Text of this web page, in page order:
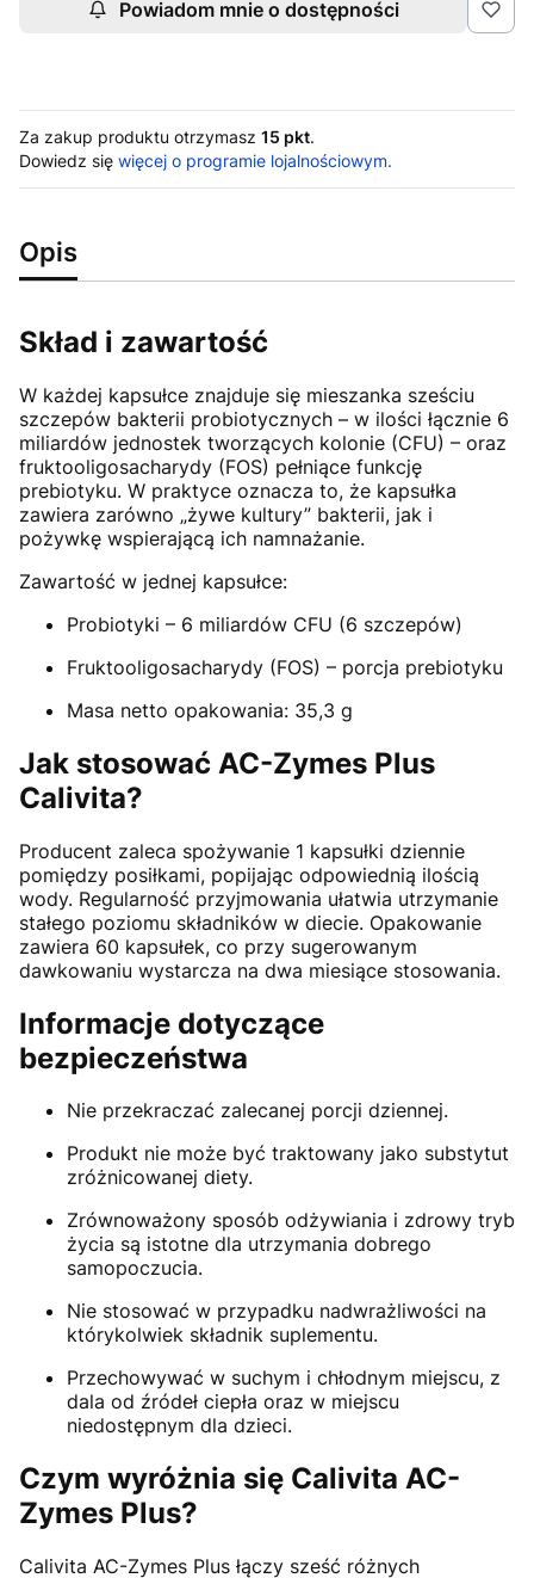
Powiadom mnie o dostępności
Za zakup produktu otrzymasz 15 pkt.
Dowiedz się więcej o programie lojalnościowym.
Opis
Skład i zawartość
W każdej kapsułce znajduje się mieszanka sześciu
szczepów bakterii probiotycznych – w ilości łącznie 6
miliardów jednostek tworzących kolonie (CFU) – oraz
fruktooligosacharydy (FOS) pełniące funkcję
prebiotyku. W praktyce oznacza to, że kapsułka
zawiera zarówno „żywe kultury” bakterii, jak i
pożywkę wspierającą ich namnażanie.
Zawartość w jednej kapsułce:
Probiotyki – 6 miliardów CFU (6 szczepów)
Fruktooligosacharydy (FOS) – porcja prebiotyku
Masa netto opakowania: 35,3 g
Jak stosować AC-Zymes Plus
Calivita?
Producent zaleca spożywanie 1 kapsułki dziennie
pomiędzy posiłkami, popijając odpowiednią ilością
wody. Regularność przyjmowania ułatwia utrzymanie
stałego poziomu składników w diecie. Opakowanie
zawiera 60 kapsułek, co przy sugerowanym
dawkowaniu wystarcza na dwa miesiące stosowania.
Informacje dotyczące
bezpieczeństwa
Nie przekraczać zalecanej porcji dziennej.
Produkt nie może być traktowany jako substytut
zróżnicowanej diety.
Zrównoważony sposób odżywiania i zdrowy tryb
życia są istotne dla utrzymania dobrego
samopoczucia.
Nie stosować w przypadku nadwrażliwości na
którykolwiek składnik suplementu.
Przechowywać w suchym i chłodnym miejscu, z
dala od źródeł ciepła oraz w miejscu
niedostępnym dla dzieci.
Czym wyróżnia się Calivita AC-
Zymes Plus?
Calivita AC-Zymes Plus łączy sześć różnych